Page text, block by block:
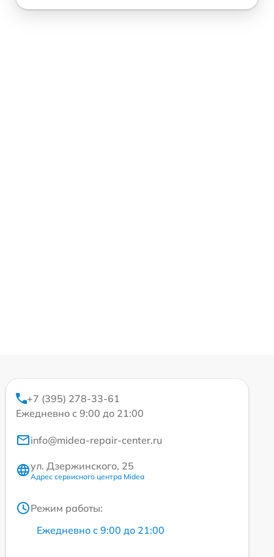
+7 (395) 278-33-61
Ежедневно с 9:00 до 21:00
info@midea-repair-center.ru
ул. Дзержинского, 25
Адрес сервисного центра Midea
Режим работы:
Ежедневно с 9:00 до 21:00